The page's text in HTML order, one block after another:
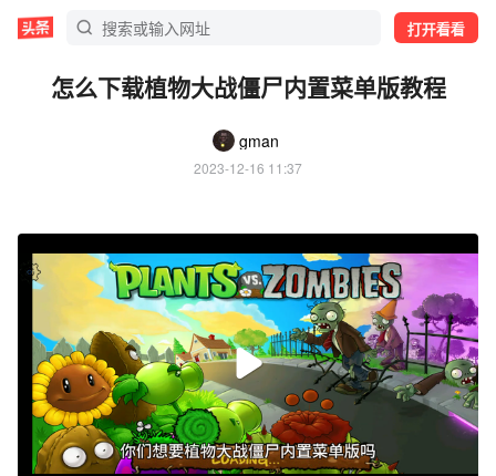
打开看看
怎么下载植物大战僵尸内置菜单版教程
gman
2023-12-16 11:37